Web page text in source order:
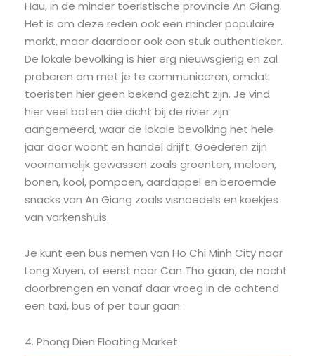
Hau, in de minder toeristische provincie An Giang.
Het is om deze reden ook een minder populaire
markt, maar daardoor ook een stuk authentieker.
De lokale bevolking is hier erg nieuwsgierig en zal
proberen om met je te communiceren, omdat
toeristen hier geen bekend gezicht zijn. Je vind
hier veel boten die dicht bij de rivier zijn
aangemeerd, waar de lokale bevolking het hele
jaar door woont en handel drijft. Goederen zijn
voornamelijk gewassen zoals groenten, meloen,
bonen, kool, pompoen, aardappel en beroemde
snacks van An Giang zoals visnoedels en koekjes
van varkenshuis.
Je kunt een bus nemen van Ho Chi Minh City naar
Long Xuyen, of eerst naar Can Tho gaan, de nacht
doorbrengen en vanaf daar vroeg in de ochtend
een taxi, bus of per tour gaan.
4. Phong Dien Floating Market